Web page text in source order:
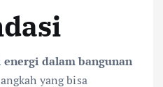
energi dalam bangunan
yang bisa